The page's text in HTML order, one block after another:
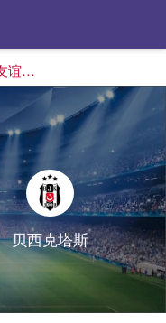
球会友谊直播
贝西克塔斯